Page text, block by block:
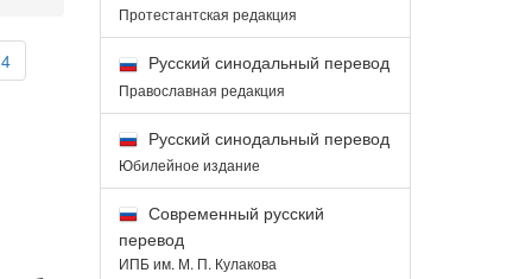
Протестантская редакция
Русский синодальный перевод
Православная редакция
Русский синодальный перевод
Юбилейное издание
Современный русский
перевод
ИПБ им. М. П. Кулакова